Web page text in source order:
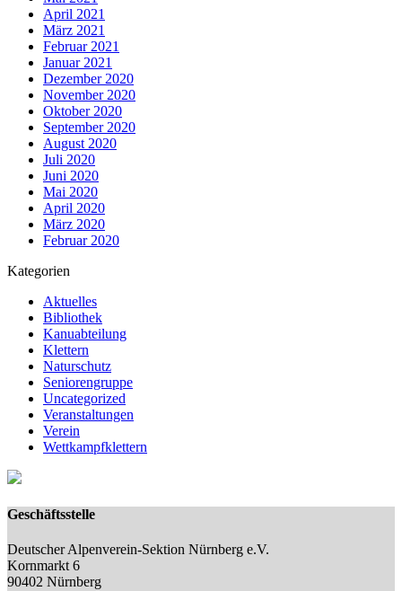
April 2021
März 2021
Februar 2021
Januar 2021
Dezember 2020
November 2020
Oktober 2020
September 2020
August 2020
Juli 2020
Juni 2020
Mai 2020
April 2020
März 2020
Februar 2020
Kategorien
Aktuelles
Bibliothek
Kanuabteilung
Klettern
Naturschutz
Seniorengruppe
Uncategorized
Veranstaltungen
Verein
Wettkampfklettern
Geschäftsstelle
Deutscher Alpenverein-Sektion Nürnberg e.V.
Kornmarkt 6
90402 Nürnberg